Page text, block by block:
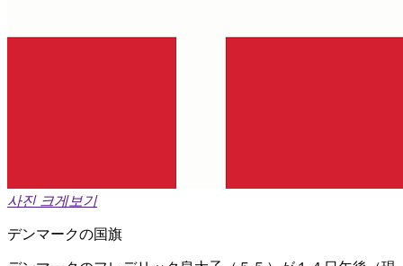
사진 크게보기
デンマークの国旗